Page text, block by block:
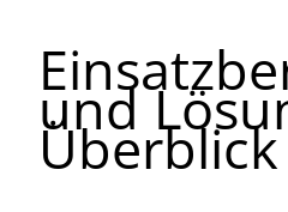
und
Überblick